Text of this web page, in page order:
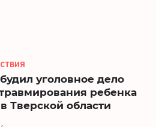
уголовное дело
ребенка
Тверской области